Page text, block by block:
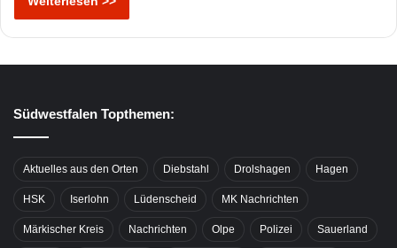
Südwestfalen Topthemen:
Aktuelles aus den Orten Diebstahl Drolshagen Hagen
HSK Iserlohn Lüdenscheid MK Nachrichten
Märkischer Kreis Nachrichten Olpe Polizei Sauerland